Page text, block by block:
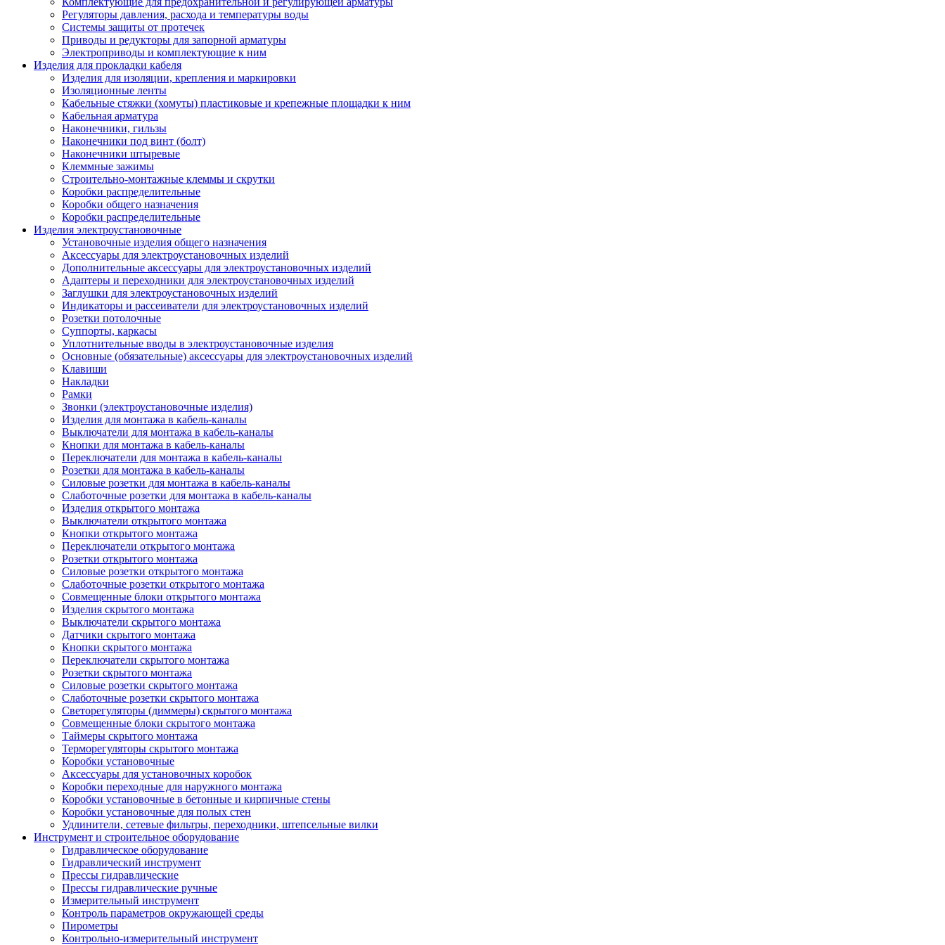
Регуляторы давления, расхода и температуры воды
Системы защиты от протечек
Приводы и редукторы для запорной арматуры
Электроприводы и комплектующие к ним
Изделия для прокладки кабеля
Изделия для изоляции, крепления и маркировки
Изоляционные ленты
Кабельные стяжки (хомуты) пластиковые и крепежные площадки к ним
Кабельная арматура
Наконечники, гильзы
Наконечники под винт (болт)
Наконечники штыревые
Клеммные зажимы
Строительно-монтажные клеммы и скрутки
Коробки распределительные
Коробки общего назначения
Коробки распределительные
Изделия электроустановочные
Установочные изделия общего назначения
Аксессуары для электроустановочных изделий
Дополнительные аксессуары для электроустановочных изделий
Адаптеры и переходники для электроустановочных изделий
Заглушки для электроустановочных изделий
Индикаторы и рассеиватели для электроустановочных изделий
Розетки потолочные
Суппорты, каркасы
Уплотнительные вводы в электроустановочные изделия
Основные (обязательные) аксессуары для электроустановочных изделий
Клавиши
Накладки
Рамки
Звонки (электроустановочные изделия)
Изделия для монтажа в кабель-каналы
Выключатели для монтажа в кабель-каналы
Кнопки для монтажа в кабель-каналы
Переключатели для монтажа в кабель-каналы
Розетки для монтажа в кабель-каналы
Силовые розетки для монтажа в кабель-каналы
Слаботочные розетки для монтажа в кабель-каналы
Изделия открытого монтажа
Выключатели открытого монтажа
Кнопки открытого монтажа
Переключатели открытого монтажа
Розетки открытого монтажа
Силовые розетки открытого монтажа
Слаботочные розетки открытого монтажа
Совмещенные блоки открытого монтажа
Изделия скрытого монтажа
Выключатели скрытого монтажа
Датчики скрытого монтажа
Кнопки скрытого монтажа
Переключатели скрытого монтажа
Розетки скрытого монтажа
Силовые розетки скрытого монтажа
Слаботочные розетки скрытого монтажа
Светорегуляторы (диммеры) скрытого монтажа
Совмещенные блоки скрытого монтажа
Таймеры скрытого монтажа
Терморегуляторы скрытого монтажа
Коробки установочные
Аксессуары для установочных коробок
Коробки переходные для наружного монтажа
Коробки установочные в бетонные и кирпичные стены
Коробки установочные для полых стен
Удлинители, сетевые фильтры, переходники, штепсельные вилки
Инструмент и строительное оборудование
Гидравлическое оборудование
Гидравлический инструмент
Прессы гидравлические
Прессы гидравлические ручные
Измерительный инструмент
Контроль параметров окружающей среды
Пирометры
Контрольно-измерительный инструмент